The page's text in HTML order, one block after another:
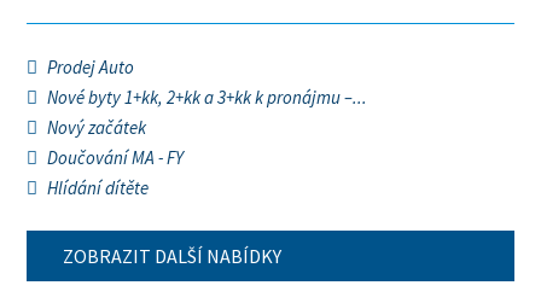
Prodej Auto
Nové byty 1+kk, 2+kk a 3+kk k pronájmu –...
Nový začátek
Doučování MA - FY
Hlídání dítěte
ZOBRAZIT DALŠÍ NABÍDKY